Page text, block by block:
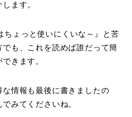
ます。
ちょっと使いにくいな～』と苦
も、これを読めば誰だって簡
きます。
情報も最後に書きましたの
みてくださいね。